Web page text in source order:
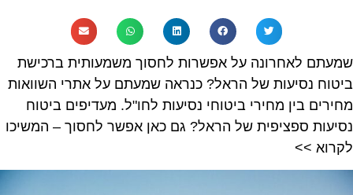
שמעתם לאחרונה על אפשרות לחסוך משמעותית ברכישת
ביטוח נסיעות של הראל? כנראה שמעתם על אתרי השוואות
מחירים בין מחירי ביטוחי נסיעות לחו"ל. מעדיפים ביטוח
נסיעות ספציפית של הראל? גם כאן אפשר לחסוך – המשיכו
לקרוא >>